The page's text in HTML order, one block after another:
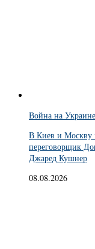
Война на Украине
В Киев и Москву
переговорщик
Джаред Кушнер
08.08.2026